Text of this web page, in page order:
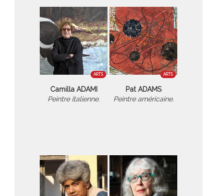
ARTS
Camilla ADAMI
Peintre italienne.
ARTS
Pat ADAMS
Peintre américaine.